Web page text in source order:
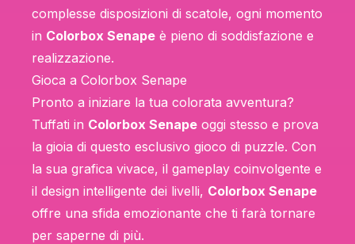
complesse disposizioni di scatole, ogni momento
in Colorbox Senape è pieno di soddisfazione e
realizzazione.
Gioca a Colorbox Senape
Pronto a iniziare la tua colorata avventura?
Tuffati in Colorbox Senape oggi stesso e prova
la gioia di questo esclusivo gioco di puzzle. Con
la sua grafica vivace, il gameplay coinvolgente e
il design intelligente dei livelli, Colorbox Senape
offre una sfida emozionante che ti farà tornare
per saperne di più.